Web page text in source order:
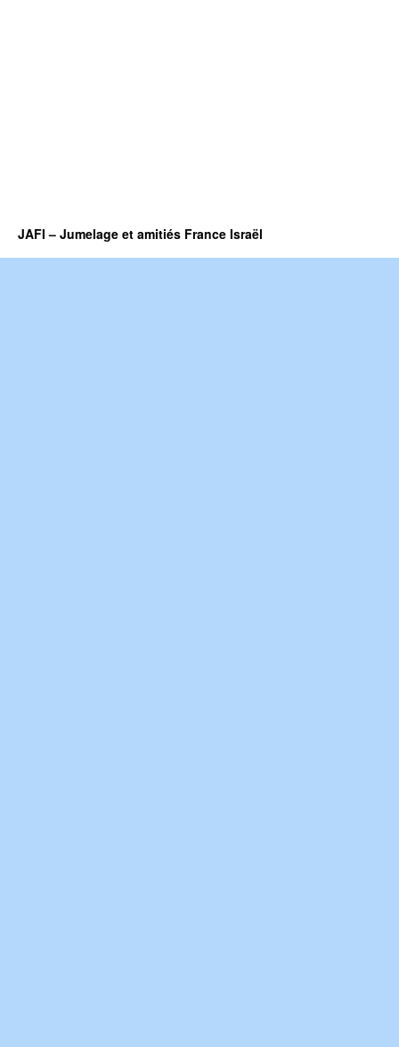
JAFI – Jumelage et amitiés France Israël